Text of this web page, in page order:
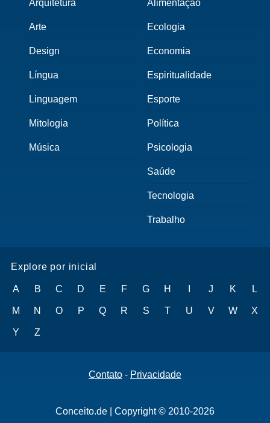
Arquitetura
Arte
Design
Língua
Linguagem
Mitologia
Música
Alimentação
Ecologia
Economia
Espiritualidade
Esporte
Política
Psicologia
Saúde
Tecnologia
Trabalho
Explore por inicial
A B C D E F G H J K L
M N O P Q R S T U V W X
Y Z
Contato - Privacidade
Conceito.de | Copyright © 2010-2026